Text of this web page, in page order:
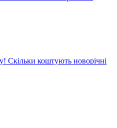
Скільки коштують новорічні